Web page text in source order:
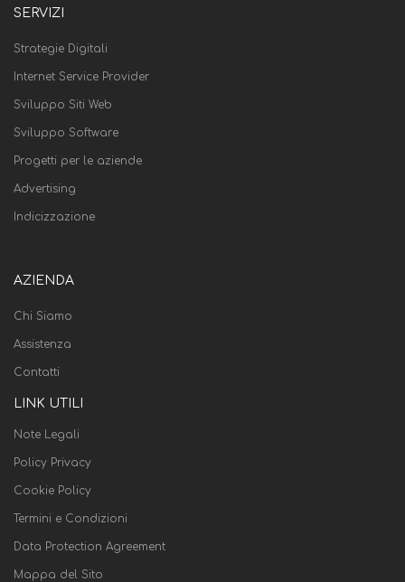
SERVIZI
Strategie Digitali
Internet Service Provider
Sviluppo Siti Web
Sviluppo Software
Progetti per le aziende
Advertising
Indicizzazione
AZIENDA
Chi Siamo
Assistenza
Contatti
LINK UTILI
Note Legali
Policy Privacy
Cookie Policy
Termini e Condizioni
Data Protection Agreement
Mappa del Sito